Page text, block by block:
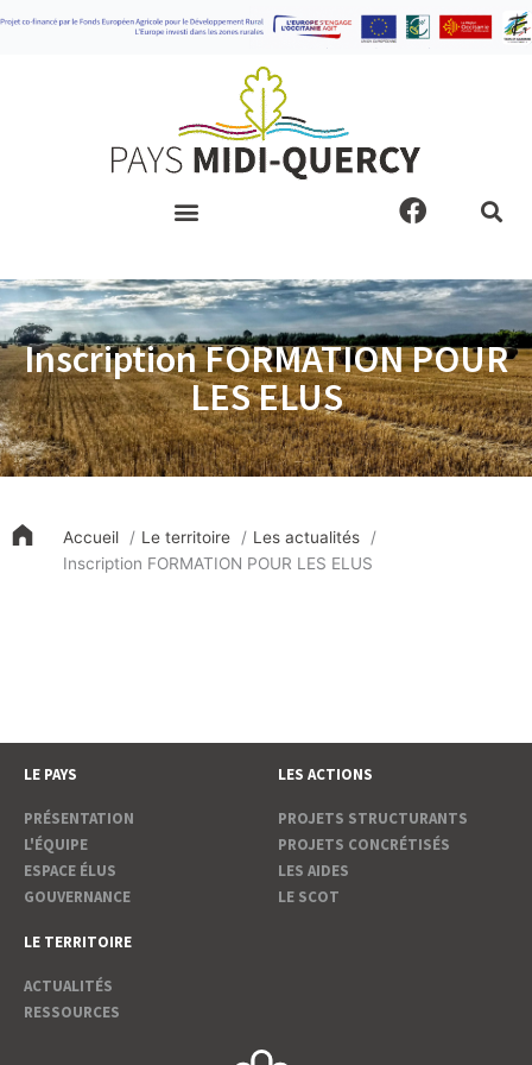
F
a
e
b
o
o
k
Inscription FORMATION POUR
LES ELUS
Accueil Le territoire
Les actualités
Inscription FORMATION POUR LES ELUS
LE PAYS
PRÉSENTATION
L'ÉQUIPE
ESPACE ÉLUS
GOUVERNANCE
LES ACTIONS
PROJETS STRUCTURANTS
PROJETS CONCRÉTISÉS
LES AIDES
LE SCOT
LE TERRITOIRE
ACTUALITÉS
RESSOURCES